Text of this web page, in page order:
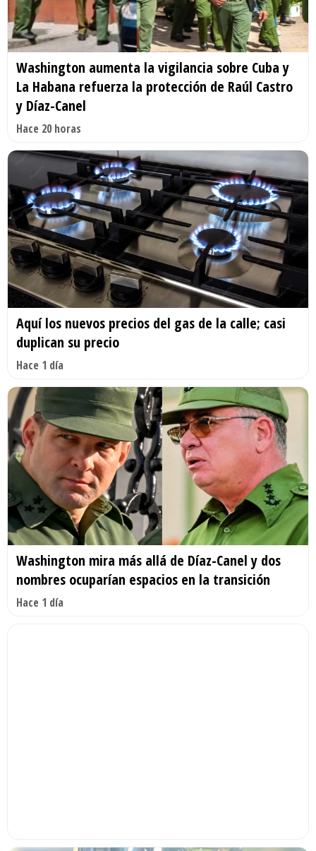
Washington aumenta la vigilancia sobre Cuba y
La Habana refuerza la protección de Raúl Castro
y Díaz-Canel
Hace 20 horas
Aquí los nuevos precios del gas de la calle; casi
duplican su precio
Hace 1 día
Washington mira más allá de Díaz-Canel y dos
nombres ocuparían espacios en la transición
Hace 1 día